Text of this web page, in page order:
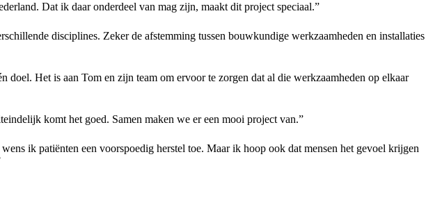
Dat ik daar onderdeel van mag zijn, maakt dit project speciaal.”
disciplines. Zeker de afstemming tussen bouwkundige werkzaamheden en installaties
doel. Het is aan Tom en zijn team om ervoor te zorgen dat al die werkzaamheden op elkaar
komt het goed. Samen maken we er een mooi project van.”
ik patiënten een voorspoedig herstel toe. Maar ik hoop ook dat mensen het gevoel krijgen